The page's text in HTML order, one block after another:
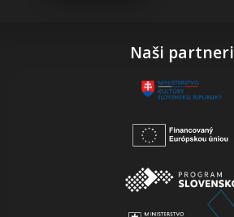
Naši partneri